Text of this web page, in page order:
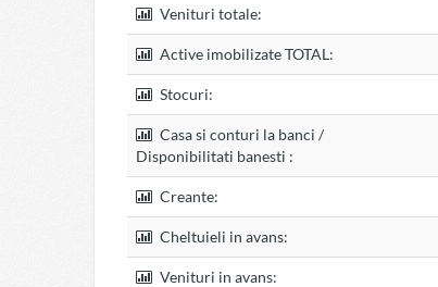
Venituri totale:
Active imobilizate TOTAL:
Stocuri:
Casa si conturi la banci /
Disponibilitati banesti :
Creante:
Cheltuieli in avans:
Venituri in avans: